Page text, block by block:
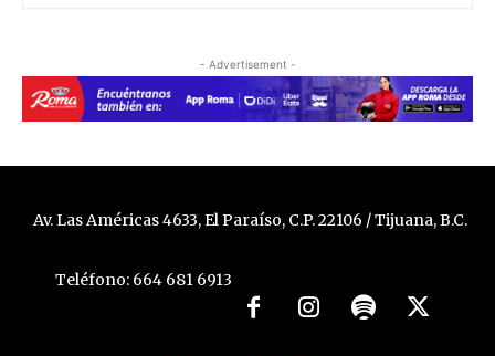
- Advertisement -
Av. Las Américas 4633, El Paraíso, C.P. 22106 / Tijuana, B.C.
Teléfono: 664 681 6913